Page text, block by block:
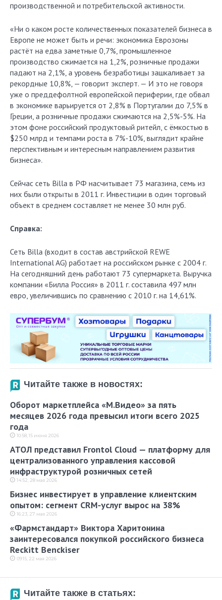
производственной и потребительской активности.
«Ни о каком росте количественных показателей бизнеса в
Европе не может быть и речи: экономика Еврозоны
растёт на едва заметные 0,7%, промышленное
производство сжимается на 1,2%, розничные продажи
падают на 2,1%, а уровень безработицы зашкаливает за
рекордные 10,8%, — говорит эксперт. — И это не говоря
уже о преддефолтной европейской периферии, где обвал
в экономике варьируется от 2,8% в Португалии до 7,5% в
Греции, а розничные продажи сжимаются на 2,5%-5%. На
этом фоне российский продуктовый ритейл, с ёмкостью в
$250 млрд и темпами роста в 7%-10%, выглядит крайне
перспективным и интересным направлением развития
бизнеса».
Сейчас сеть Billa в РФ насчитывает 73 магазина, семь из
них были открыты в 2011 г. Инвестиции в один торговый
объект в среднем составляет не менее 30 млн руб.
Справка:
Сеть Billa (входит в состав австрийской REWE
International AG) работает на российском рынке с 2004 г.
На сегодняшний день работают 73 супермаркета. Выручка
компании «Билла Россия» в 2011 г. составила 497 млн
евро, увеличившись по сравнению с 2010 г. на 14,61%.
Читайте также в новостях:
Оборот маркетплейса «М.Видео» за пять
месяцев 2026 года превысил итоги всего 2025
года
10:58, 15 июня 2026
АТОЛ представил Frontol Cloud — платформу для
централизованного управления кассовой
инфраструктурой розничных сетей
14:52, 28 мая 2026
Бизнес инвестирует в управление клиентским
опытом: сегмент CRM-услуг вырос на 38%
16:23, 27 мая 2026
«Фармстандарт» Виктора Харитонина
заинтересовался покупкой российского бизнеса
Reckitt Benckiser
09:15, 22 мая 2026
Читайте также в статьях: